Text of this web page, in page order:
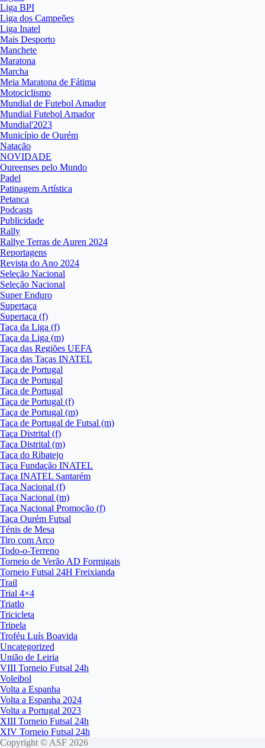
Liga BPI
Liga dos Campeões
Liga Inatel
Mais Desporto
Manchete
Maratona
Marcha
Meia Maratona de Fátima
Motociclismo
Mundial de Futebol Amador
Mundial Futebol Amador
Mundial'2023
Município de Ourém
Natação
NOVIDADE
Oureenses pelo Mundo
Padel
Patinagem Artística
Petanca
Podcasts
Publicidade
Rally
Rallye Terras de Auren 2024
Reportagens
Revista do Ano 2024
Seleção Nacional
Seleção Nacional
Super Enduro
Supertaça
Supertaça (f)
Taça da Liga (f)
Taça da Liga (m)
Taça das Regiões UEFA
Taça das Taças INATEL
Taça de Portugal
Taça de Portugal
Taça de Portugal
Taça de Portugal (f)
Taça de Portugal (m)
Taça de Portugal de Futsal (m)
Taça Distrital (f)
Taça Distrital (m)
Taça do Ribatejo
Taça Fundação INATEL
Taça INATEL Santarém
Taça Nacional (f)
Taça Nacional (m)
Taça Nacional Promoção (f)
Taça Ourém Futsal
Ténis de Mesa
Tiro com Arco
Todo-o-Terreno
Torneio de Verão AD Formigais
Torneio Futsal 24H Freixianda
Trail
Trial 4×4
Triatlo
Tricicleta
Tripela
Troféu Luís Boavida
Uncategorized
União de Leiria
VIII Torneio Futsal 24h
Voleibol
Volta a Espanha
Volta a Espanha 2024
Volta a Portugal 2023
XIII Torneio Futsal 24h
XIV Torneio Futsal 24h
Copyright © ASF 2026